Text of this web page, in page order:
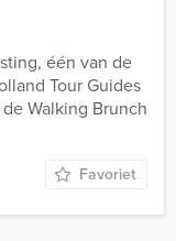
één van de
Tour Guides
Walking Brunch
Favoriet